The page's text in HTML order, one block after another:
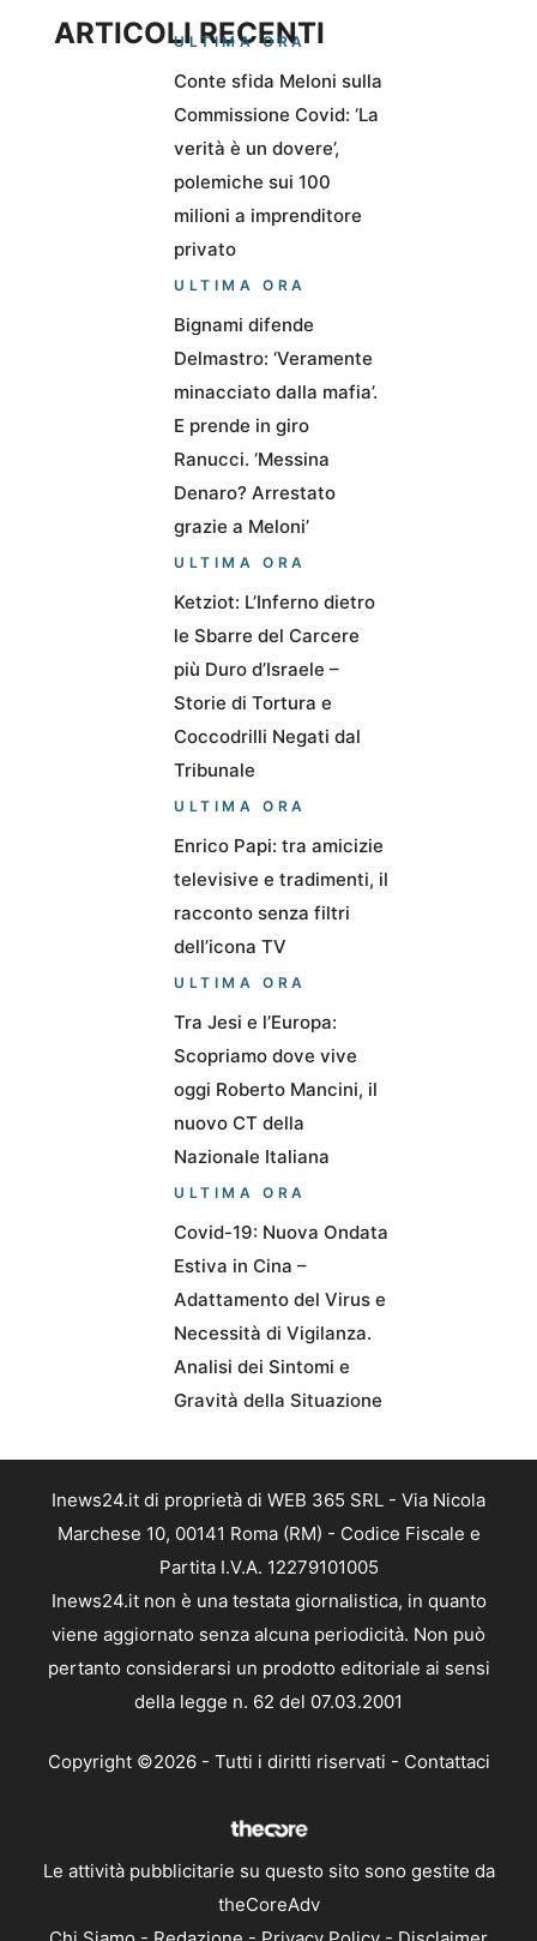
ARTICOLI RECENTI
ULTIMA ORA
Conte sfida Meloni sulla
Commissione Covid: ‘La
verità è un dovere’,
polemiche sui 100
milioni a imprenditore
privato
ULTIMA ORA
Bignami difende
Delmastro: ‘Veramente
minacciato dalla mafia’.
E prende in giro
Ranucci. ‘Messina
Denaro? Arrestato
grazie a Meloni’
ULTIMA ORA
Ketziot: L’Inferno dietro
le Sbarre del Carcere
più Duro d’Israele –
Storie di Tortura e
Coccodrilli Negati dal
Tribunale
ULTIMA ORA
Enrico Papi: tra amicizie
televisive e tradimenti, il
racconto senza filtri
dell’icona TV
ULTIMA ORA
Tra Jesi e l’Europa:
Scopriamo dove vive
oggi Roberto Mancini, il
nuovo CT della
Nazionale Italiana
ULTIMA ORA
Covid-19: Nuova Ondata
Estiva in Cina –
Adattamento del Virus e
Necessità di Vigilanza.
Analisi dei Sintomi e
Gravità della Situazione
Inews24.it di proprietà di WEB 365 SRL - Via Nicola
Marchese 10, 00141 Roma (RM) - Codice Fiscale e
Partita I.V.A. 12279101005
Inews24.it non è una testata giornalistica, in quanto
viene aggiornato senza alcuna periodicità. Non può
pertanto considerarsi un prodotto editoriale ai sensi
della legge n. 62 del 07.03.2001
Copyright ©2026 - Tutti i diritti riservati - Contattaci
Le attività pubblicitarie su questo sito sono gestite da
theCoreAdv